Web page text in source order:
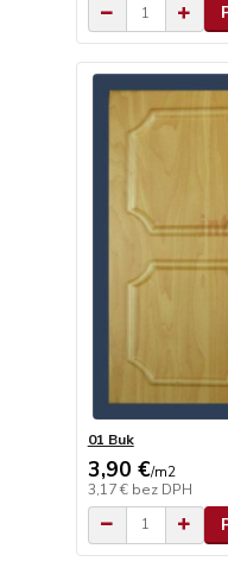
01 Buk
3,90 €/m2
3,17 € bez DPH